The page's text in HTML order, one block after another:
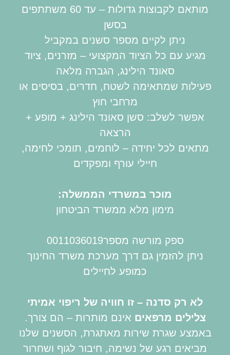
מותאם לקבוצות גדולות – עד 60 משתתפים
בסשן
ניתן לקיים מספר סשנים במקביל
מגיע עם כל הציוד המקצועי – מזרנים, ציוד
סאונד הילינג, הגברה מלאה
פעילות שמתאימה לשטח, חדרים, בסיסים או
מרחבי חוץ
אפשר לשלב: סשן סאונד הילינג + מופע +
הרצאה
מתאים לכל יחידה – לוחמים, תומכי לחימה,
חיילי עורף ומפקדים
מוכר במשרדי הממשלה:
מימון מלא ממשרד הביטחון
ספק מורשה מספר0011036019
ניתן להזמין גם דרך מערכת משרד החינוך
כמופע לחיילים
לא רק סדנה – זו חוויה של ריפוי אמיתי
צלילים מרפאים אינם מותרות – הם צורך.
באמצע שגרת שירות מאתגרת, הסשנים שלנו
מביאים רגע של נשימה, חיבור לגוף ושחרור